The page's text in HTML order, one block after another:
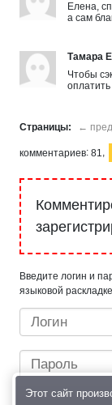
Елена,
а сам
Тамара
Чтобы
комментариев 81
Введите логин и
языковой
Этот сайт